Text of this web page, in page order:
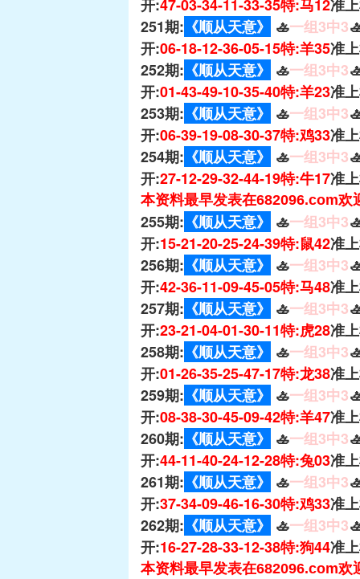
开:47-03-34-11-33-35特:马12准
251期: 《顺从天意》 🚣一组3中3
开:06-18-12-36-05-15特:羊35准
252期: 《顺从天意》 🚣一组3中3
开:01-43-49-10-35-40特:羊23准
253期: 《顺从天意》 🚣一组3中3
开:06-39-19-08-30-37特:鸡33准
254期: 《顺从天意》 🚣一组3中3
开:27-12-29-32-44-19特:牛17准
本资料最早发表在682096.com欢
255期: 《顺从天意》 🚣一组3中3
开:15-21-20-25-24-39特:鼠42准
256期: 《顺从天意》 🚣一组3中3
开:42-36-11-09-45-05特:马48准
257期: 《顺从天意》 🚣一组3中3
开:23-21-04-01-30-11特:虎28准
258期: 《顺从天意》 🚣一组3中3
开:01-26-35-25-47-17特:龙38准
259期: 《顺从天意》 🚣一组3中3
开:08-38-30-45-09-42特:羊47准
260期: 《顺从天意》 🚣一组3中3
开:44-11-40-24-12-28特:兔03准
261期: 《顺从天意》 🚣一组3中3
开:37-34-09-46-16-30特:鸡33准
262期: 《顺从天意》 🚣一组3中3
开:16-27-28-33-12-38特:狗44准
本资料最早发表在682096.com欢